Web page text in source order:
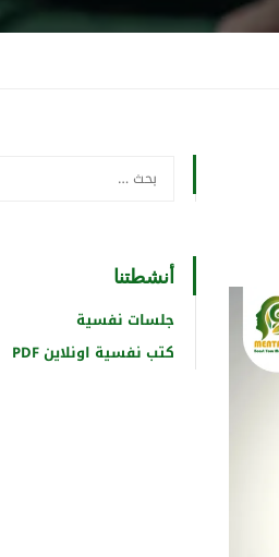
أنشطتنا
جلسات نفسية
كتب نفسية اونلاين PDF